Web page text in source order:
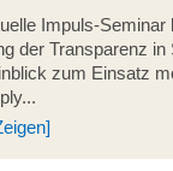
Impuls-Seminar
der Transparenz
zum Einsatz